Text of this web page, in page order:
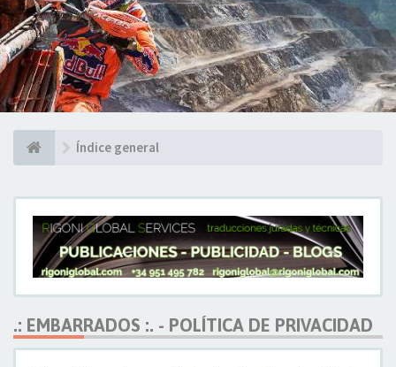
Índice general
.: EMBARRADOS :. - POLÍTICA DE PRIVACIDAD